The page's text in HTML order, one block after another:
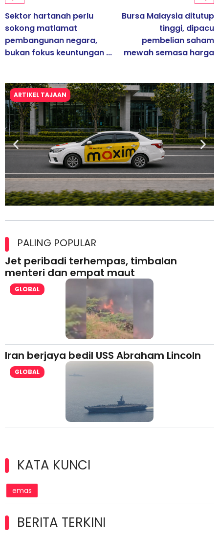
Sektor hartanah perlu
sokong matlamat
pembangunan negara,
bukan fokus keuntungan ...
Bursa Malaysia ditutup
tinggi, dipacu
pembelian saham
mewah semasa harga
ARTIKEL TAJAAN
lesen separuh pertama 2026
PALING POPULAR
Jet peribadi terhempas, timbalan
menteri dan empat maut
GLOBAL
Iran berjaya bedil USS Abraham Lincoln
GLOBAL
KATA KUNCI
emas
BERITA TERKINI